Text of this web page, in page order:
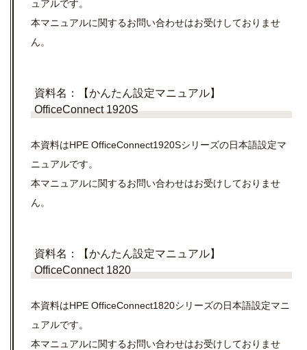
ュアルです。
本マニュアルに関するお問い合わせはお受けしておりませ
ん。
資料名：【かんたん設定マニュアル】
OfficeConnect 1920S
本資料はHPE OfficeConnect1920Sシリーズの日本語設定マ
ニュアルです。
本マニュアルに関するお問い合わせはお受けしておりませ
ん。
資料名：【かんたん設定マニュアル】
OfficeConnect 1820
本資料はHPE OfficeConnect1820シリーズの日本語設定マニ
ュアルです。
本マニュアルに関するお問い合わせはお受けしておりませ